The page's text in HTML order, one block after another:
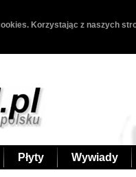
Korzystając z naszych
Płyty Wywiady